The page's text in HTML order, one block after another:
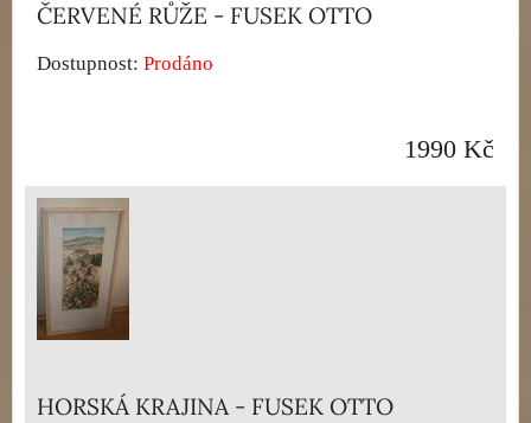
ČERVENÉ RŮŽE - FUSEK OTTO
Dostupnost: Prodáno
1990 Kč
HORSKÁ KRAJINA - FUSEK OTTO